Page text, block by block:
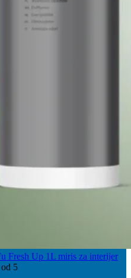
Fresh Up 1L miris za interijer
od 5